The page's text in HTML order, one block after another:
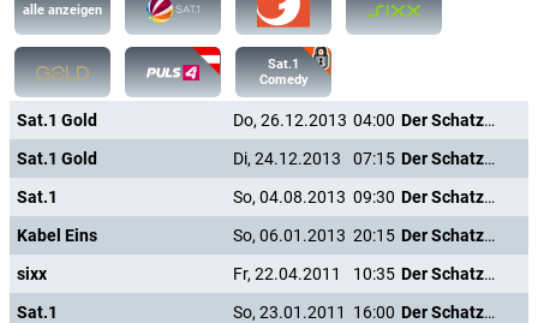
alle anzeigen
Sat.1
Comedy
Sat.1 Gold Do, 26.12.2013 04:00
Der Schatz der weißen Falken
Sat.1 Gold
Di, 24.12.2013 07:15
Der Schatz der weißen Falken
Sat.1
So, 04.08.2013 09:30
Der Schatz der weißen Falken
Kabel Eins
So, 06.01.2013 20:15
Der Schatz der weißen Falken
sixx
Fr, 22.04.2011 10:35
Der Schatz der weißen Falken
Sat.1
So, 23.01.2011 16:00
Der Schatz der weißen Falken